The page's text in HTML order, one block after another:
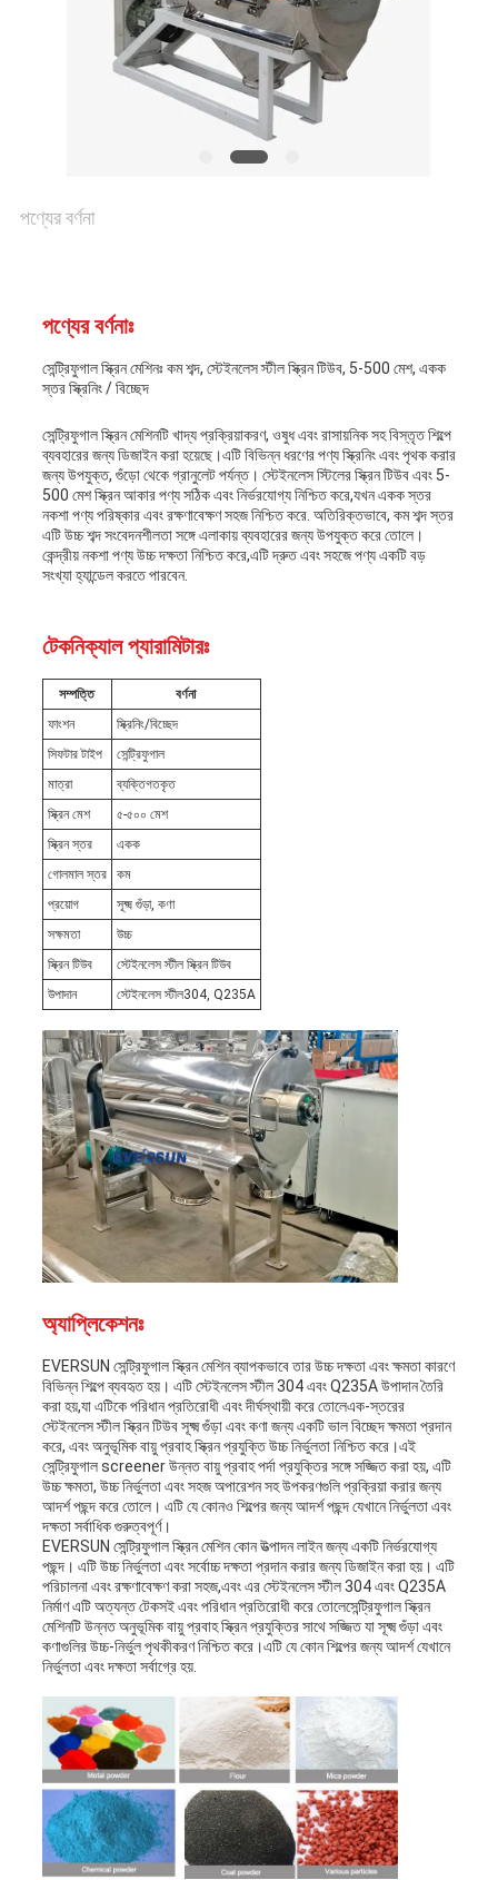
পণ্যের বর্ণনা
পণ্যের বর্ণনাঃ
সেন্ট্রিফুগাল স্ক্রিন মেশিনঃ কম শব্দ, স্টেইনলেস স্টীল স্ক্রিন টিউব, 5-500 মেশ, একক
স্তর স্ক্রিনিং / বিচ্ছেদ
সেন্ট্রিফুগাল স্ক্রিন মেশিনটি খাদ্য প্রক্রিয়াকরণ, ওষুধ এবং রাসায়নিক সহ বিস্তৃত শিল্পে
ব্যবহারের জন্য ডিজাইন করা হয়েছে।এটি বিভিন্ন ধরণের পণ্য স্ক্রিনিং এবং পৃথক করার
জন্য উপযুক্ত, গুঁড়ো থেকে গ্রানুলেট পর্যন্ত। স্টেইনলেস স্টিলের স্ক্রিন টিউব এবং 5-
500 মেশ স্ক্রিন আকার পণ্য সঠিক এবং নির্ভরযোগ্য নিশ্চিত করে,যখন একক স্তর
নকশা পণ্য পরিষ্কার এবং রক্ষণাবেক্ষণ সহজ নিশ্চিত করে. অতিরিক্তভাবে, কম শব্দ স্তর
এটি উচ্চ শব্দ সংবেদনশীলতা সঙ্গে এলাকায় ব্যবহারের জন্য উপযুক্ত করে তোলে।
কেন্দ্রীয় নকশা পণ্য উচ্চ দক্ষতা নিশ্চিত করে,এটি দ্রুত এবং সহজে পণ্য একটি বড়
সংখ্যা হ্যান্ডেল করতে পারবেন.
টেকনিক্যাল প্যারামিটারঃ
সম্পত্তি
বর্ণনা
ফাংশন
স্ক্রিনিং/বিচ্ছেদ
সিফটার টাইপ
সেন্ট্রিফুগাল
মাত্রা
ব্যক্তিগতকৃত
স্ক্রিন মেশ
৫-৫০০ মেশ
স্ক্রিন স্তর
একক
গোলমাল স্তর
কম
প্রয়োগ
সূক্ষ্ম গুঁড়া, কণা
সক্ষমতা
উচ্চ
স্ক্রিন টিউব
স্টেইনলেস স্টীল স্ক্রিন টিউব
উপাদান
স্টেইনলেস স্টীল304, Q235A
অ্যাপ্লিকেশনঃ
EVERSUN সেন্ট্রিফুগাল স্ক্রিন মেশিন ব্যাপকভাবে তার উচ্চ দক্ষতা এবং ক্ষমতা কারণে
বিভিন্ন শিল্পে ব্যবহৃত হয়। এটি স্টেইনলেস স্টীল 304 এবং Q235A উপাদান তৈরি
করা হয়,যা এটিকে পরিধান প্রতিরোধী এবং দীর্ঘস্থায়ী করে তোলেএক-স্তরের
স্টেইনলেস স্টীল স্ক্রিন টিউব সূক্ষ্ম গুঁড়া এবং কণা জন্য একটি ভাল বিচ্ছেদ ক্ষমতা প্রদান
করে, এবং অনুভূমিক বায়ু প্রবাহ স্ক্রিন প্রযুক্তি উচ্চ নির্ভুলতা নিশ্চিত করে।এই
সেন্ট্রিফুগাল screener উন্নত বায়ু প্রবাহ পর্দা প্রযুক্তির সঙ্গে সজ্জিত করা হয়, এটি
উচ্চ ক্ষমতা, উচ্চ নির্ভুলতা এবং সহজ অপারেশন সহ উপকরণগুলি প্রক্রিয়া করার জন্য
আদর্শ পছন্দ করে তোলে। এটি যে কোনও শিল্পের জন্য আদর্শ পছন্দ যেখানে নির্ভুলতা এবং
দক্ষতা সর্বাধিক গুরুত্বপূর্ণ।
EVERSUN সেন্ট্রিফুগাল স্ক্রিন মেশিন কোন উত্পাদন লাইন জন্য একটি নির্ভরযোগ্য
পছন্দ। এটি উচ্চ নির্ভুলতা এবং সর্বোচ্চ দক্ষতা প্রদান করার জন্য ডিজাইন করা হয়। এটি
পরিচালনা এবং রক্ষণাবেক্ষণ করা সহজ,এবং এর স্টেইনলেস স্টীল 304 এবং Q235A
নির্মাণ এটি অত্যন্ত টেকসই এবং পরিধান প্রতিরোধী করে তোলেসেন্ট্রিফুগাল স্ক্রিন
মেশিনটি উন্নত অনুভূমিক বায়ু প্রবাহ স্ক্রিন প্রযুক্তির সাথে সজ্জিত যা সূক্ষ্ম গুঁড়া এবং
কণাগুলির উচ্চ-নির্ভুল পৃথকীকরণ নিশ্চিত করে।এটি যে কোন শিল্পের জন্য আদর্শ যেখানে
নির্ভুলতা এবং দক্ষতা সর্বাগ্রে হয়.